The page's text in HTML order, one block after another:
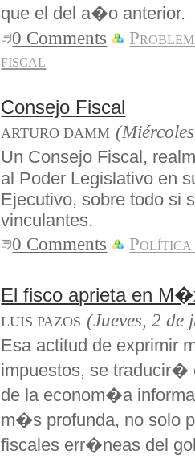
que el del a�o anterior.
0 Comments
fiscal
Consejo Fiscal
ARTURO DAMM
Un Consejo Fiscal,
al Poder Legislativo en
Ejecutivo, sobre todo si
vinculantes.
0 Comments
El fisco aprieta en
LUIS PAZOS (Jueves, 2 de
Esa actitud de exprimir
impuestos, se
de la econom�a
m�s profunda, no solo
fiscales err�neas del